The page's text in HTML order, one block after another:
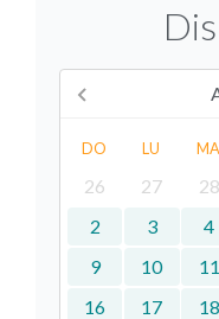
DO LU MA
26 27 28
2
3 4
9
10 11
16
17 18